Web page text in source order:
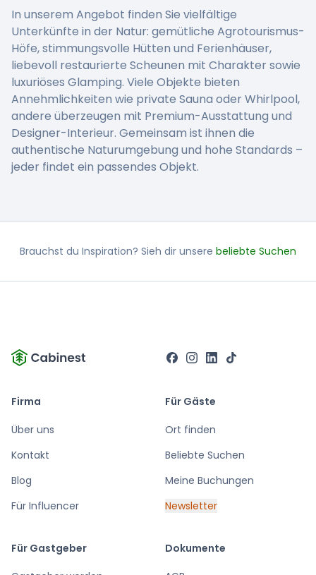
In unserem Angebot finden Sie vielfältige
Unterkünfte in der Natur: gemütliche Agrotourismus-
Höfe, stimmungsvolle Hütten und Ferienhäuser,
liebevoll restaurierte Scheunen mit Charakter sowie
luxuriöses Glamping. Viele Objekte bieten
Annehmlichkeiten wie private Sauna oder Whirlpool,
andere überzeugen mit Premium-Ausstattung und
Designer-Interieur. Gemeinsam ist ihnen die
authentische Naturumgebung und hohe Standards –
jeder findet ein passendes Objekt.
Brauchst du Inspiration? Sieh dir unsere beliebte Suchen
Firma
Über uns
Kontakt
Blog
Für Influencer
Für Gäste
Ort finden
Beliebte Suchen
Meine Buchungen
Newsletter
Für Gastgeber
Dokumente